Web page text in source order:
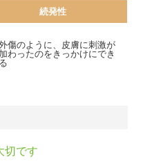
続発性
傷のように、皮膚に刺激が
加わったのをきっかけにでき
る
切です